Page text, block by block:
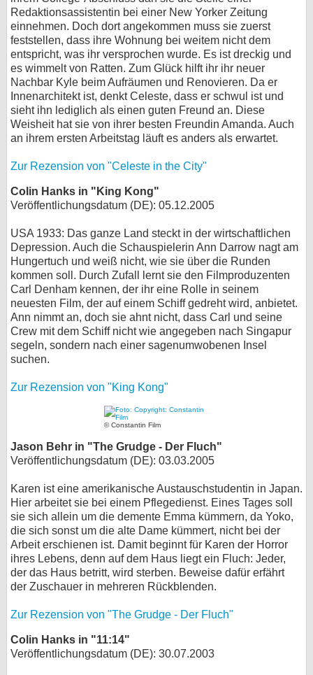
Redaktionsassistentin bei einer New Yorker Zeitung
einnehmen. Doch dort angekommen muss sie zuerst
feststellen, dass ihre Wohnung bei weitem nicht dem
entspricht, was ihr versprochen wurde. Es ist dreckig und
es wimmelt von Ratten. Zum Glück hilft ihr ihr neuer
Nachbar Kyle beim Aufräumen und Renovieren. Da er
Innenarchitekt ist, denkt Celeste, dass er schwul ist und
sieht ihn lediglich als einen guten Freund an. Diese
Weisheit hat sie von ihrer besten Freundin Amanda. Auch
an ihrem ersten Arbeitstag läuft es anders als erwartet.
Zur Rezension von "Celeste in the City"
Colin Hanks in "King Kong"
Veröffentlichungsdatum (DE): 05.12.2005
USA 1933: Das ganze Land steckt in der wirtschaftlichen
Depression. Auch die Schauspielerin Ann Darrow nagt am
Hungertuch und weiß nicht, wie sie über die Runden
kommen soll. Durch Zufall lernt sie den Filmproduzenten
Carl Denham kennen, der ihr eine Rolle in seinem
neuesten Film, der auf einem Schiff gedreht wird, anbietet.
Ann nimmt an, doch sie ahnt nicht, dass Carl und seine
Crew mit dem Schiff nicht wie angegeben nach Singapur
segeln, sondern nach einer sagenumwobenen Insel
suchen.
Zur Rezension von "King Kong"
© Constantin Film
Jason Behr in "The Grudge - Der Fluch"
Veröffentlichungsdatum (DE): 03.03.2005
Karen ist eine amerikanische Austauschstudentin in Japan.
Hier arbeitet sie bei einem Pflegedienst. Eines Tages soll
sie sich allein um die demente Emma kümmern, da Yoko,
die sich sonst um die alte Dame kümmert, nicht bei der
Arbeit erschienen ist. Damit beginnt für Karen der Horror
ihres Lebens, denn auf dem Haus liegt ein Fluch: Jeder,
der das Haus betritt, wird sterben. Beweise dafür erfährt
der Zuschauer in mehreren Rückblenden.
Zur Rezension von "The Grudge - Der Fluch"
Colin Hanks in "11:14"
Veröffentlichungsdatum (DE): 30.07.2003